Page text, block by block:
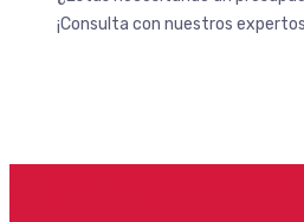
¡Consulta con nuestros